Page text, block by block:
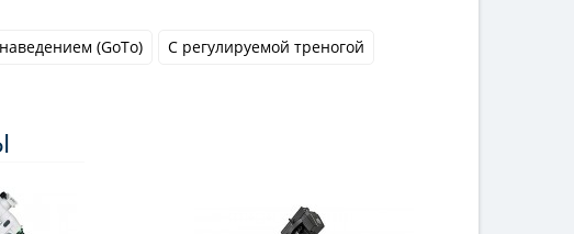
(GoTo) С регулируемой треногой